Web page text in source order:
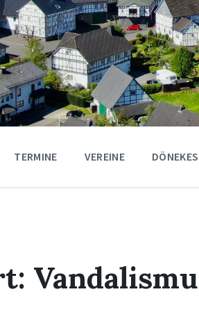
TERMINE VEREINE DÖNEKES